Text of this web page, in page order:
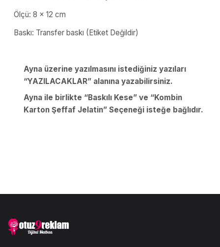
Ölçü: 8 x 12 cm
Baskı: Transfer baskı (Etiket Değildir)
Ayna üzerine yazılmasını istediğiniz yazıları
“YAZILACAKLAR” alanına yazabilirsiniz.
Ayna ile birlikte “Baskılı Kese” ve “Kombin
Karton Şeffaf Jelatin” Seçeneği isteğe bağlıdır.